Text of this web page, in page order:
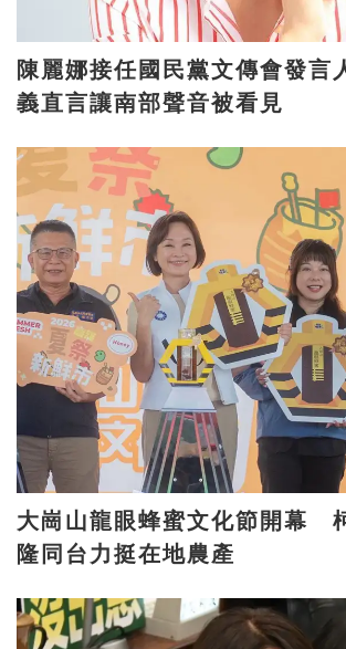
陳麗娜接任國民黨文傳會發
義直言讓南部聲音被看見
大崗山龍眼蜂蜜文化節開幕
隆同台力挺在地農產